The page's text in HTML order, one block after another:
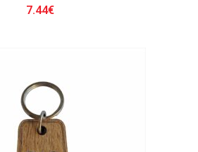
7.44€